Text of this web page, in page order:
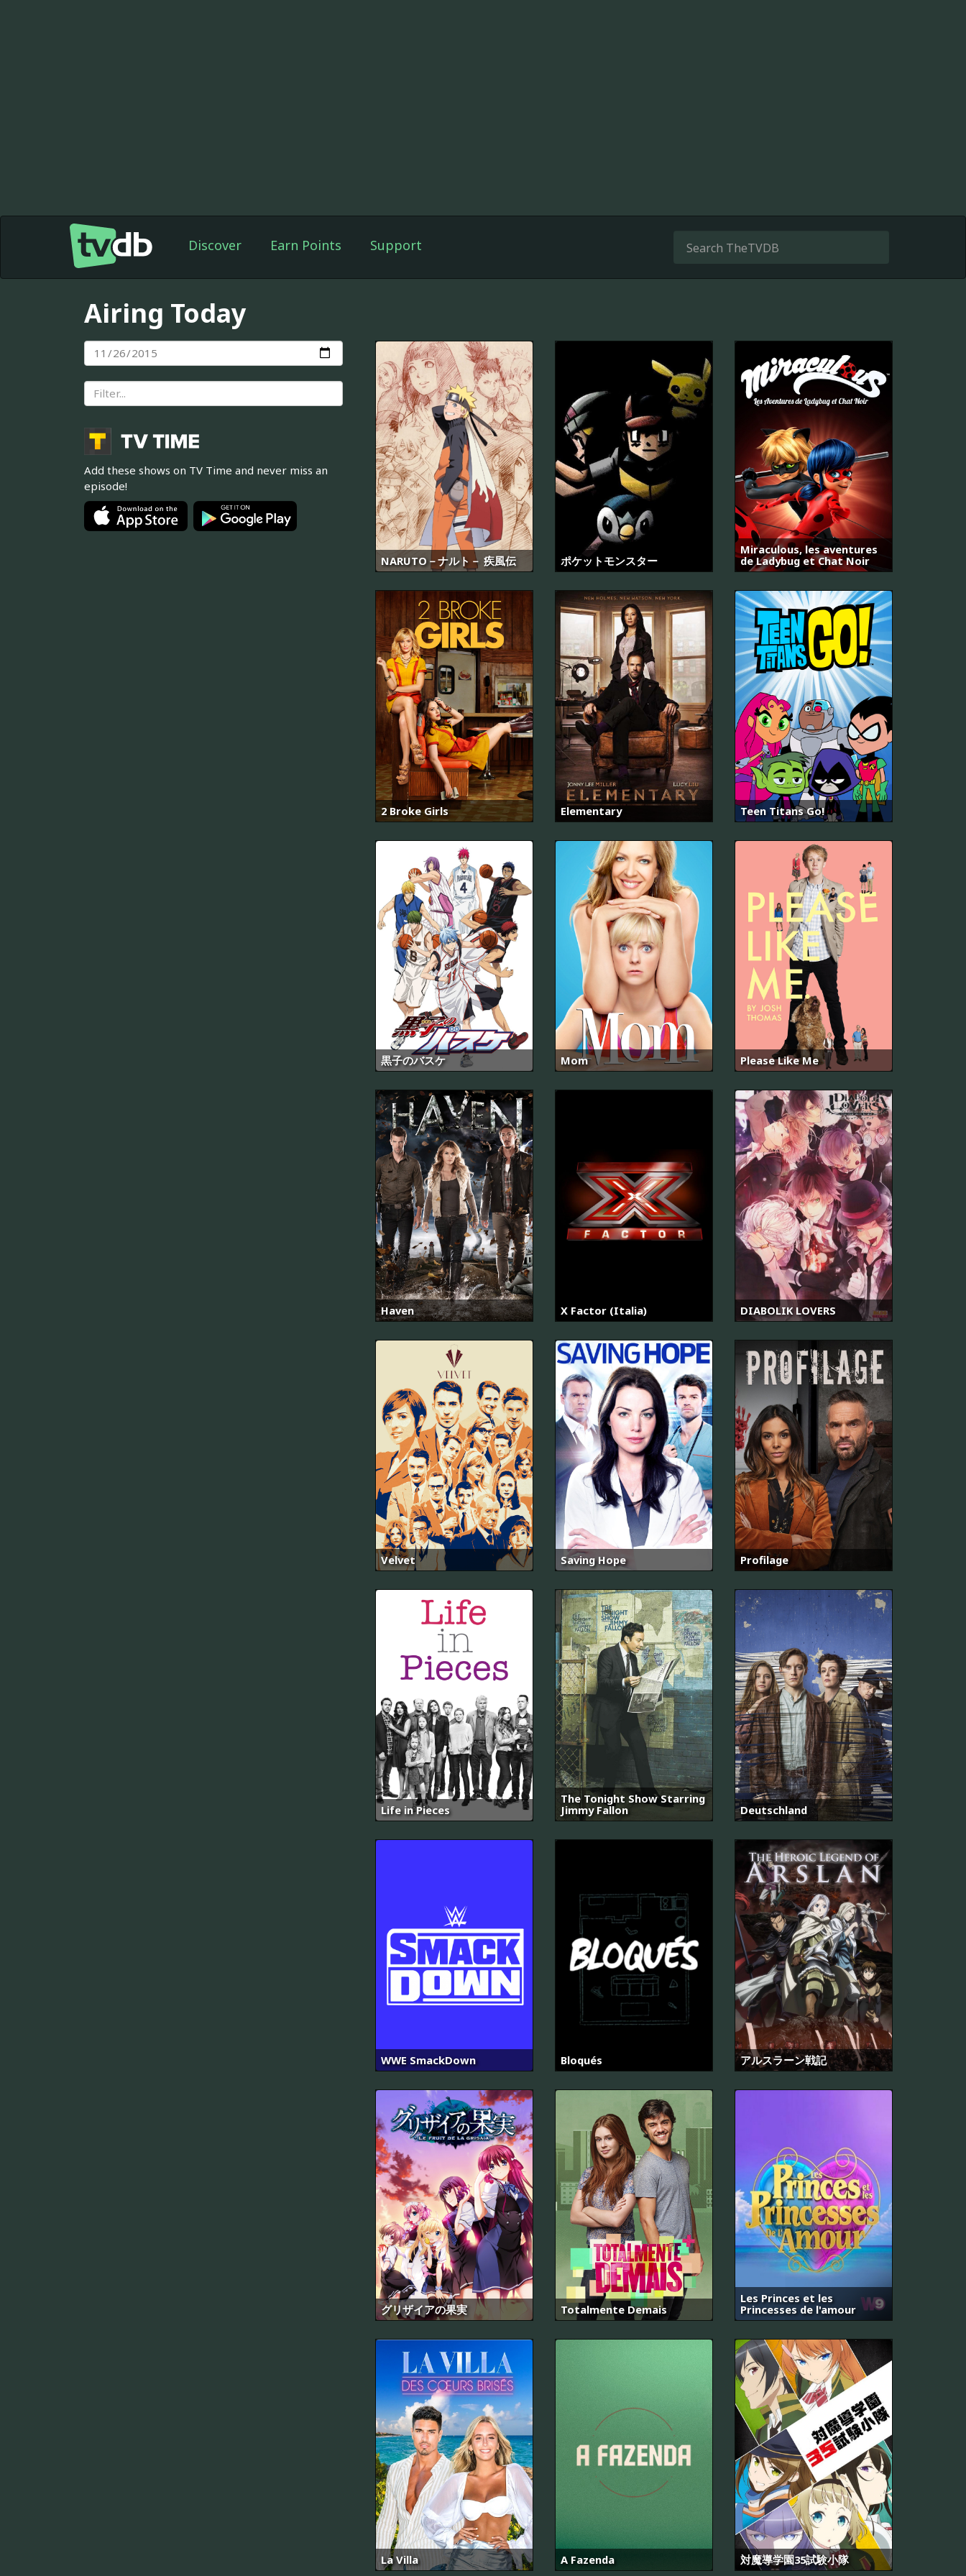
Discover Earn Points Support
Airing Today
Add these shows on TV Time and never miss an
episode!
NARUTO－ナルト－ 疾風伝 ポケットモンスター
Miraculous, les aventures
de Ladybug et Chat Noir
2 Broke Girls Elementary Teen Titans Go!
黒子のバスケ Mom Please Like Me
Haven X Factor (Italia) DIABOLIK LOVERS
Velvet Saving Hope Profilage
Life in Pieces
The Tonight Show Starring
Jimmy Fallon
Deutschland
WWE SmackDown Bloqués アルスラーン戦記
グリザイアの果実 Totalmente Demais
Les Princes et les
Princesses de l'amour
La Villa A Fazenda 対魔導学園35試験小隊